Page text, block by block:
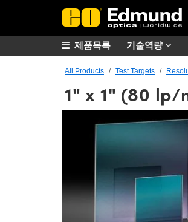
기술역량
제품목록
All Products Test Targets
1" x 1" (80 lp/